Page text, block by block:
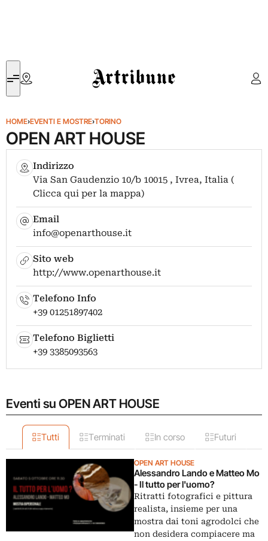
Artribune
HOME›EVENTI E MOSTRE›TORINO
OPEN ART HOUSE
Indirizzo
Via San Gaudenzio 10/b 10015 , Ivrea, Italia (
Clicca qui per la mappa)
Email
info@openarthouse.it
Sito web
http://www.openarthouse.it
Telefono Info
+39 01251897402
Telefono Biglietti
+39 3385093563
Eventi su OPEN ART HOUSE
Tutti Terminati In corso Futuri
OPEN ART HOUSE
Alessandro Lando e Matteo Mo
- Il tutto per l'uomo?
Ritratti fotografici e pittura
realista, insieme per una
mostra dai toni agrodolci che
non desidera compiacere ma